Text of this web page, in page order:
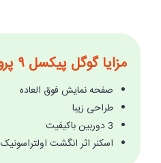
مزایا گوگل پیکسل ۹ پرو XL :
صفحه نمایش فوق العاده
طراحی زیبا
3 دوربین باکیفیت
اسکنر اثر انگشت اولتراسونیک